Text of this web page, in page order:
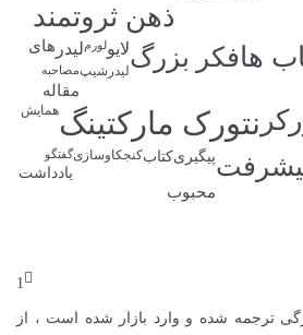
ذهن ثروتمند
هافکر بزرگلایولورملیدر
لیدرشیپمصاحبه
مقاله
نتورک مارکتینگهمایش
پیگیریکتابکنجکاوسازیگفتگو
یادداشت
های
محبوب
1
ترجمه شده و وارد بازار شده است ، از